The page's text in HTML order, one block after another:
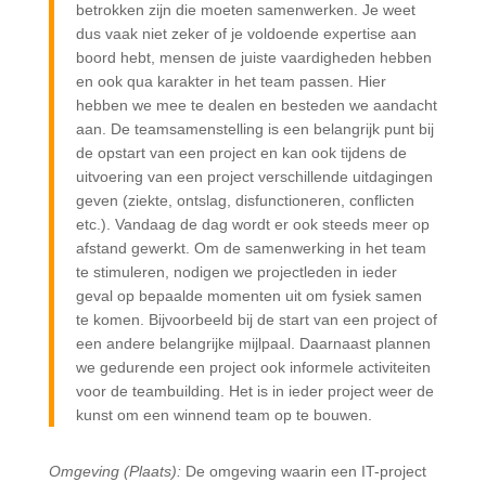
betrokken zijn die moeten samenwerken. Je weet
dus vaak niet zeker of je voldoende expertise aan
boord hebt, mensen de juiste vaardigheden hebben
en ook qua karakter in het team passen. Hier
hebben we mee te dealen en besteden we aandacht
aan. De teamsamenstelling is een belangrijk punt bij
de opstart van een project en kan ook tijdens de
uitvoering van een project verschillende uitdagingen
geven (ziekte, ontslag, disfunctioneren, conflicten
etc.). Vandaag de dag wordt er ook steeds meer op
afstand gewerkt. Om de samenwerking in het team
te stimuleren, nodigen we projectleden in ieder
geval op bepaalde momenten uit om fysiek samen
te komen. Bijvoorbeeld bij de start van een project of
een andere belangrijke mijlpaal. Daarnaast plannen
we gedurende een project ook informele activiteiten
voor de teambuilding. Het is in ieder project weer de
kunst om een winnend team op te bouwen.
Omgeving (Plaats):De omgeving waarin een IT-project